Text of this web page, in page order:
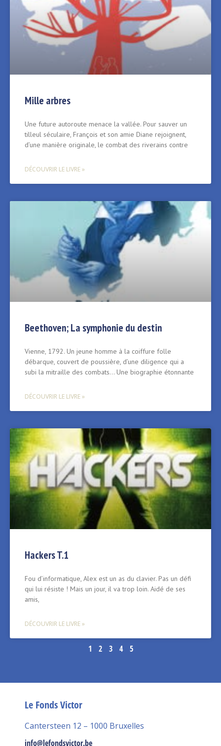
Mille arbres
Une future autoroute menace la vallée. Pour sauver un
tilleul séculaire, François et son amie Diane rejoignent,
d’une manière originale, le combat des riverains contre
DÉCOUVRIR LE LIVRE »
Beethoven; La symphonie du destin
Vienne, 1792. Un jeune homme à la coiffure folle
débarque, couvert de poussière, d’une diligence qui a
subi la mitraille des combats… Une biographie étonnante
DÉCOUVRIR LE LIVRE »
Hackers T.1
Fou d’informatique, Alex est un as du clavier. Pas un défi
qui lui résiste ! Mais un jour, il va trop loin. Aidé de ses
amis,
DÉCOUVRIR LE LIVRE »
1 2 3 4 5
Le Fonds Victor
Cantersteen 12 – 1000 Bruxelles
info@lefondsvictor.be